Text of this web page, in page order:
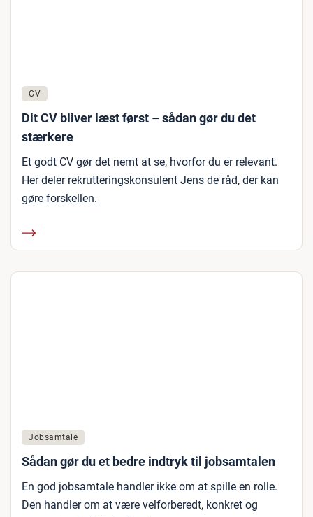
CV
Dit CV bliver læst først – sådan gør du det
stærkere
Et godt CV gør det nemt at se, hvorfor du er relevant.
Her deler rekrutteringskonsulent Jens de råd, der kan
gøre forskellen.
Jobsamtale
Sådan gør du et bedre indtryk til jobsamtalen
En god jobsamtale handler ikke om at spille en rolle.
Den handler om at være velforberedt, konkret og